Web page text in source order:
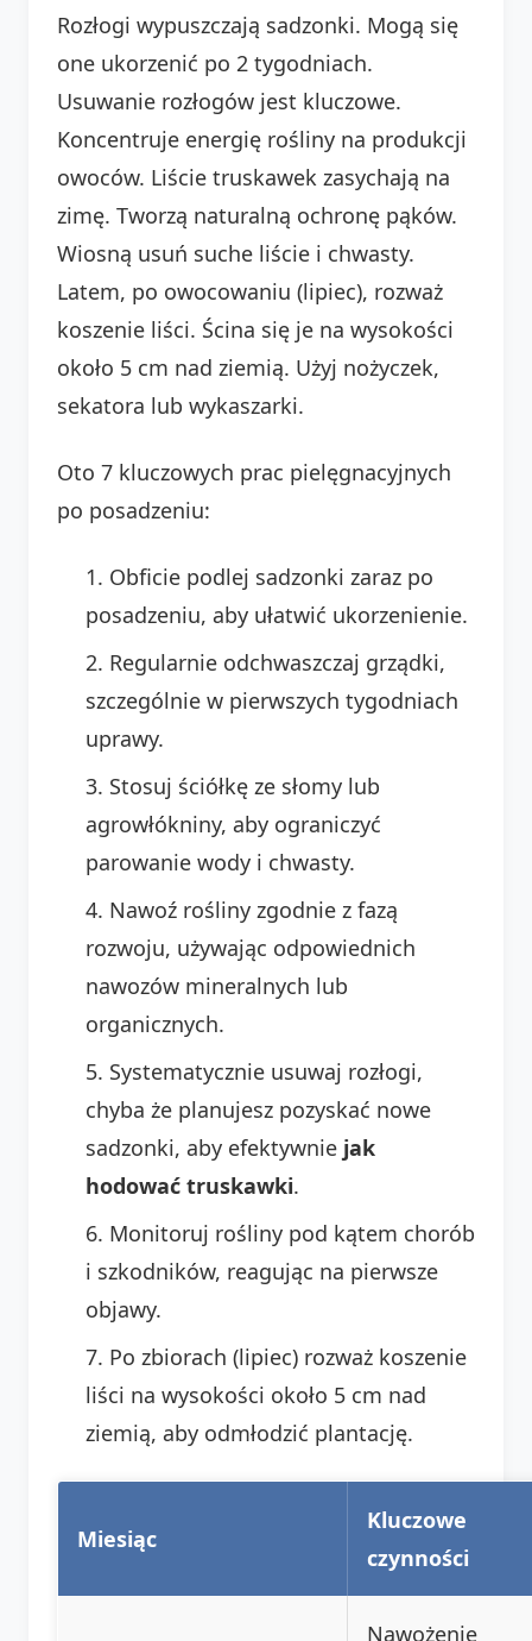
Rozłogi wypuszczają sadzonki. Mogą się
one ukorzenić po 2 tygodniach.
Usuwanie rozłogów jest kluczowe.
Koncentruje energię rośliny na produkcji
owoców. Liście truskawek zasychają na
zimę. Tworzą naturalną ochronę pąków.
Wiosną usuń suche liście i chwasty.
Latem, po owocowaniu (lipiec), rozważ
koszenie liści. Ścina się je na wysokości
około 5 cm nad ziemią. Użyj nożyczek,
sekatora lub wykaszarki.
Oto 7 kluczowych prac pielęgnacyjnych
po posadzeniu:
Obficie podlej sadzonki zaraz po
posadzeniu, aby ułatwić ukorzenienie.
Regularnie odchwaszczaj grządki,
szczególnie w pierwszych tygodniach
uprawy.
Stosuj ściółkę ze słomy lub
agrowłókniny, aby ograniczyć
parowanie wody i chwasty.
Nawoź rośliny zgodnie z fazą
rozwoju, używając odpowiednich
nawozów mineralnych lub
organicznych.
Systematycznie usuwaj rozłogi,
chyba że planujesz pozyskać nowe
sadzonki, aby efektywnie jak
hodować truskawki.
Monitoruj rośliny pod kątem chorób
i szkodników, reagując na pierwsze
objawy.
Po zbiorach (lipiec) rozważ koszenie
liści na wysokości około 5 cm nad
ziemią, aby odmłodzić plantację.
Miesiąc
Kluczowe
czynności
Nawożenie